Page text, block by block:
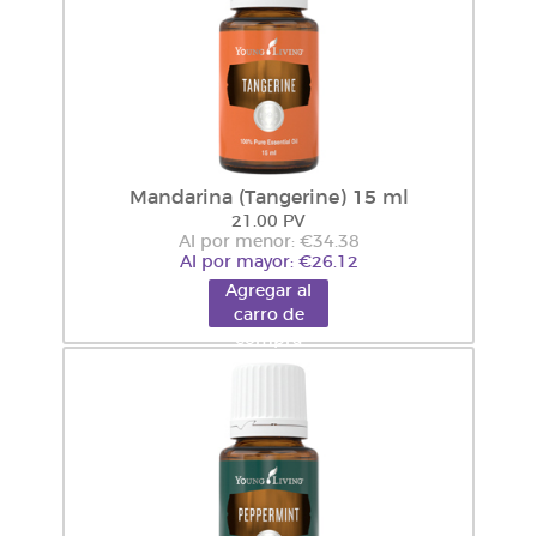
Mandarina (Tangerine) 15 ml
21.00 PV
Al por menor: €34.38
Al por mayor: €26.12
Agregar al
carro de
compra